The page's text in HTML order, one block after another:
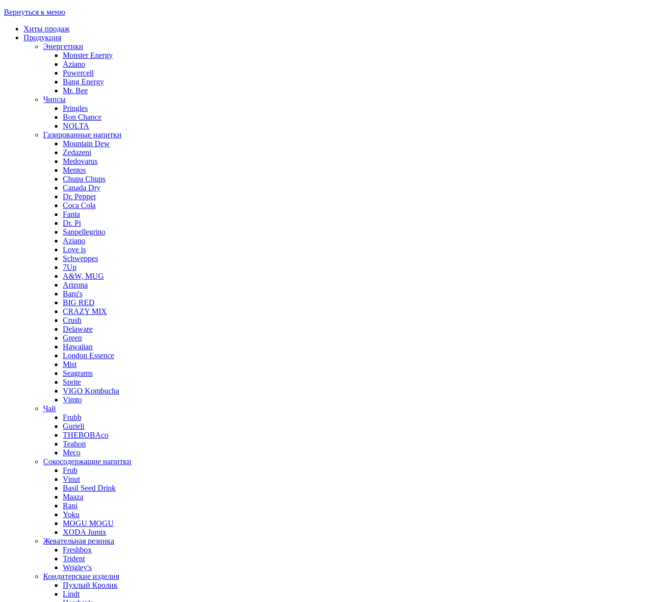
Вернуться к меню
Хиты продаж
Продукция
Энергетики
Monster Energy
Aziano
Powercell
Bang Energy
Mr. Bee
Чипсы
Pringles
Bon Chance
NOLTA
Газированные напитки
Mountain Dew
Zedazeni
Medovarus
Mentos
Chupa Chups
Canada Dry
Dr. Pepper
Coca Cola
Fanta
Dr. Pi
Sanpellegrino
Aziano
Love is
Schweppes
7Up
A&W, MUG
Arizona
Barq's
BIG RED
CRAZY MIX
Crush
Delaware
Green
Hawaiian
London Essence
Mist
Seagrams
Sprite
VIGO Kombucha
Vimto
Чай
Frubb
Gurieli
THEBOBAco
Teahon
Meco
Сокосодержащие напитки
Frub
Vinut
Basil Seed Drink
Maaza
Rani
Yoku
MOGU MOGU
XODA Jumix
Жевательная резинка
Freshbox
Trident
Wrigley's
Кондитерские изделия
Пухлый Кролик
Lindt